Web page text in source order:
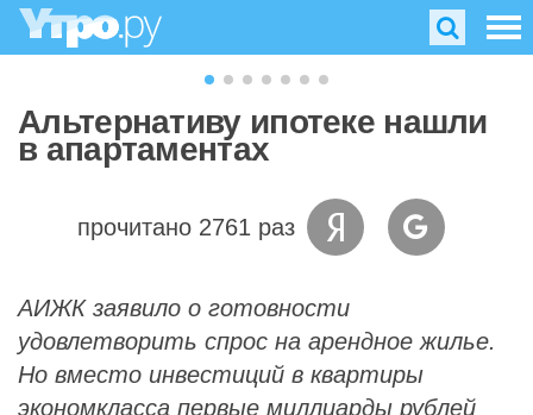
Альтернативу ипотеке нашли
в апартаментах
прочитано 2761 раз
АИЖК заявило о готовности
удовлетворить спрос на арендное жилье.
Но вместо инвестиций в квартиры
экономкласса первые миллиарды рублей